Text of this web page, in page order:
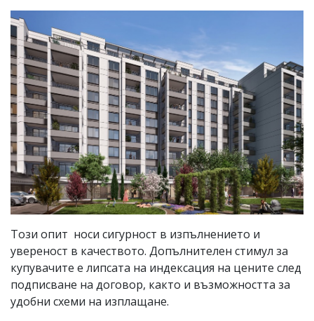
Този опит носи сигурност в изпълнението и
увереност в качеството. Допълнителен стимул за
купувачите е липсата на индексация на цените след
подписване на договор, както и възможността за
удобни схеми на изплащане.